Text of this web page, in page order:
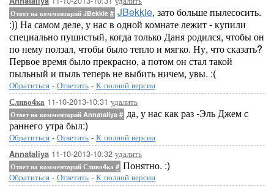
Ответ на комментарий JBekkie # JBekkie, зато больше пылесосить.
:)) На самом деле, у нас в одной комнате лежит - купили
специально пушистый, когда только Даня родился, чтобы он
по нему ползал, чтобы было тепло и мягко. Ну, что сказать?
Первое время было прекрасно, а потом он стал такой
пыльный и пыль теперь не выбить ничем, увы. :(
Обратиться - Ответить - К полной версии
Сливо4ка 11-10-2013-10:31 удалить
Ответ на комментарий Annataliya # да, у нас как раз -Эль Джем с
раннего утра был:)
Обратиться - Ответить - К полной версии
Annataliya 11-10-2013-10:32 удалить
Ответ на комментарий Сливо4ка # Понятно. :)
Обратиться - Ответить - К полной версии